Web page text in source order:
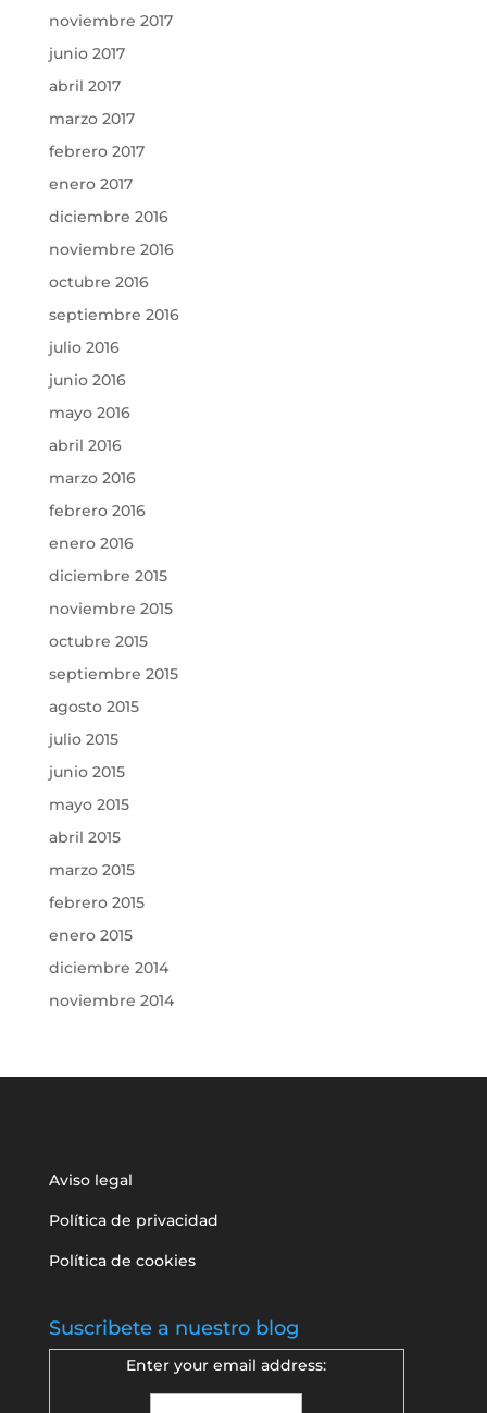
noviembre 2017
junio 2017
abril 2017
marzo 2017
febrero 2017
enero 2017
diciembre 2016
noviembre 2016
octubre 2016
septiembre 2016
julio 2016
junio 2016
mayo 2016
abril 2016
marzo 2016
febrero 2016
enero 2016
diciembre 2015
noviembre 2015
octubre 2015
septiembre 2015
agosto 2015
julio 2015
junio 2015
mayo 2015
abril 2015
marzo 2015
febrero 2015
enero 2015
diciembre 2014
noviembre 2014
Aviso legal
Política de privacidad
Política de cookies
Suscribete a nuestro blog
Enter your email address: